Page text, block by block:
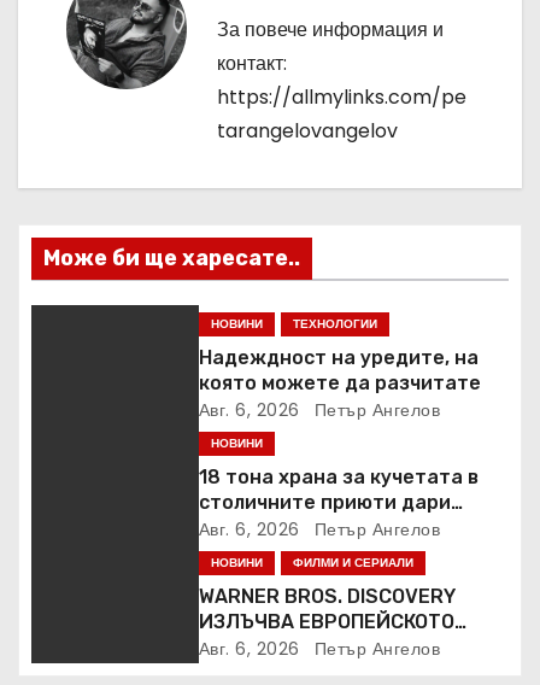
За повече информация и
контакт:
https://allmylinks.com/pe
tarangelovangelov
Може би ще харесате..
НОВИНИ ТЕХНОЛОГИИ
Надеждност на уредите, на
която можете да разчитате
Авг. 6, 2026 Петър Ангелов
НОВИНИ
18 тона храна за кучетата в
столичните приюти дари
Kaufland за година и половина
Авг. 6, 2026 Петър Ангелов
НОВИНИ ФИЛМИ И СЕРИАЛИ
WARNER BROS. DISCOVERY
ИЗЛЪЧВА ЕВРОПЕЙСКОТО
ПЪРВЕНСТВО ПО ЛЕКА
Авг. 6, 2026 Петър Ангелов